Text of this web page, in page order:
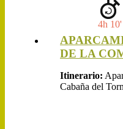
4h 10'
DE LA
Itinerario:
Cabaña del